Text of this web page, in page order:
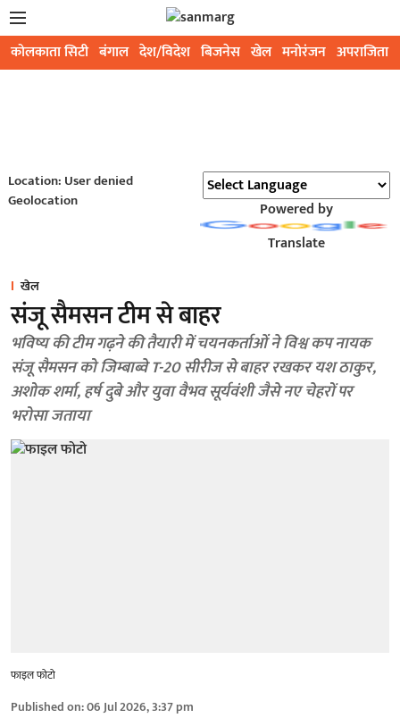
कोलकाता सिटी बंगाल देश/विदेश बिजनेस खेल मनोरंजन अपराजिता
Location: User denied
Geolocation
Powered by
Translate
खेल
संजू सैमसन टीम से बाहर
भविष्य की टीम गढ़ने की तैयारी में चयनकर्ताओं ने विश्व कप नायक
संजू सैमसन को जिम्बाब्वे T-20 सीरीज से बाहर रखकर यश ठाकुर,
अशोक शर्मा, हर्ष दुबे और युवा वैभव सूर्यवंशी जैसे नए चेहरों पर
भरोसा जताया
फाइल फोटो
Published on:06 Jul 2026, 3:37 pm